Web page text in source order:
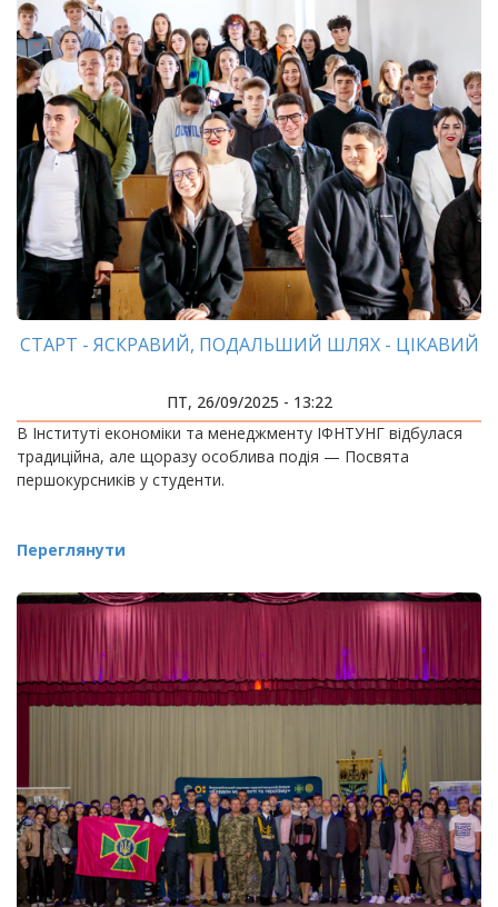
СТАРТ - ЯСКРАВИЙ, ПОДАЛЬШИЙ ШЛЯХ - ЦІКАВИЙ
ПТ, 26/09/2025 - 13:22
В Інституті економіки та менеджменту ІФНТУНГ відбулася
традиційна, але щоразу особлива подія — Посвята
першокурсників у студенти.
Переглянути